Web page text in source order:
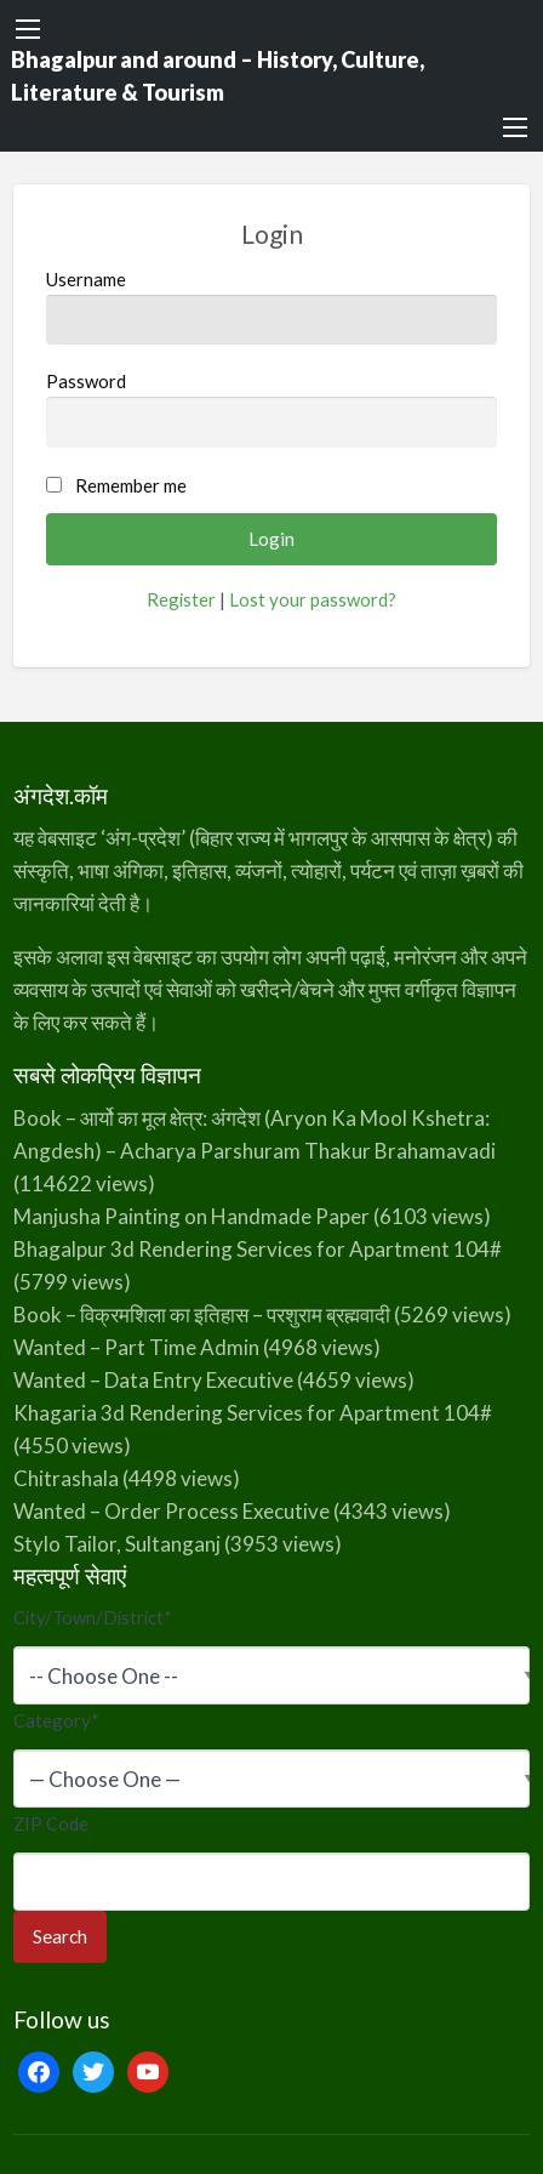
Bhagalpur and around – History, Culture,
Literature & Tourism
Login
Username
Password
Remember me
Register | Lost your password?
अंगदेश.कॉम
यह वेबसाइट ‘अंग-प्रदेश’ (बिहार राज्य में भागलपुर के आसपास के क्षेत्र) की
संस्कृति, भाषा अंगिका, इतिहास, व्यंजनों, त्योहारों, पर्यटन एवं ताज़ा ख़बरों की
जानकारियां देती है।
इसके अलावा इस वेबसाइट का उपयोग लोग अपनी पढ़ाई, मनोरंजन और अपने
व्यवसाय के उत्पादों एवं सेवाओं को खरीदने/बेचने और मुफ्त वर्गीकृत विज्ञापन
के लिए कर सकते हैं।
सबसे लोकप्रिय विज्ञापन
Book – आर्यो का मूल क्षेत्र: अंगदेश (Aryon Ka Mool Kshetra:
Angdesh) – Acharya Parshuram Thakur Brahamavadi
(114622 views)
Manjusha Painting on Handmade Paper(6103 views)
Bhagalpur 3d Rendering Services for Apartment 104#
(5799 views)
Book – विक्रमशिला का इतिहास – परशुराम ब्रह्मवादी(5269 views)
Wanted – Part Time Admin (4968 views)
Wanted – Data Entry Executive(4659 views)
Khagaria 3d Rendering Services for Apartment 104#
(4550 views)
Chitrashala (4498 views)
Wanted – Order Process Executive(4343 views)
Stylo Tailor, Sultanganj (3953 views)
महत्वपूर्ण सेवाएं
City/Town/District*
Category*
ZIP Code
Follow us
facebooktwitteryoutube